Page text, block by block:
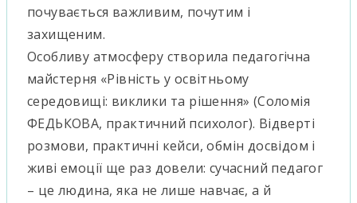
почувається важливим, почутим і
захищеним.
Особливу атмосферу створила педагогічна
майстерня «Рівність у освітньому
середовищі: виклики та рішення» (Соломія
ФЕДЬКОВА, практичний психолог). Відверті
розмови, практичні кейси, обмін досвідом і
живі емоції ще раз довели: сучасний педагог
– це людина, яка не лише навчає, а й